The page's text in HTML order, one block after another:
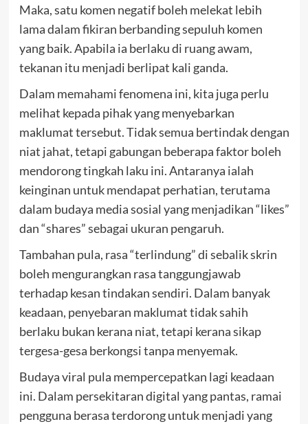
Maka, satu komen negatif boleh melekat lebih
lama dalam fikiran berbanding sepuluh komen
yang baik. Apabila ia berlaku di ruang awam,
tekanan itu menjadi berlipat kali ganda.
Dalam memahami fenomena ini, kita juga perlu
melihat kepada pihak yang menyebarkan
maklumat tersebut. Tidak semua bertindak dengan
niat jahat, tetapi gabungan beberapa faktor boleh
mendorong tingkah laku ini. Antaranya ialah
keinginan untuk mendapat perhatian, terutama
dalam budaya media sosial yang menjadikan “likes”
dan “shares” sebagai ukuran pengaruh.
Tambahan pula, rasa “terlindung” di sebalik skrin
boleh mengurangkan rasa tanggungjawab
terhadap kesan tindakan sendiri. Dalam banyak
keadaan, penyebaran maklumat tidak sahih
berlaku bukan kerana niat, tetapi kerana sikap
tergesa-gesa berkongsi tanpa menyemak.
Budaya viral pula mempercepatkan lagi keadaan
ini. Dalam persekitaran digital yang pantas, ramai
pengguna berasa terdorong untuk menjadi yang